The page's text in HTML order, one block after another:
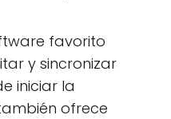
favorito
y sincronizar
iniciar la
ofrece